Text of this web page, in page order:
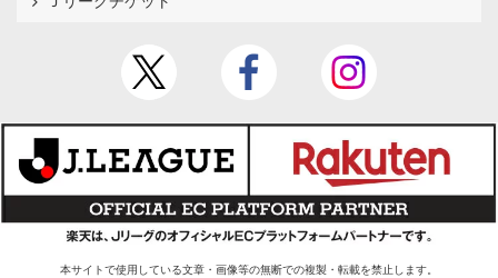
本サイトで使用している文章・画像等の無断での複製・転載を禁止します。